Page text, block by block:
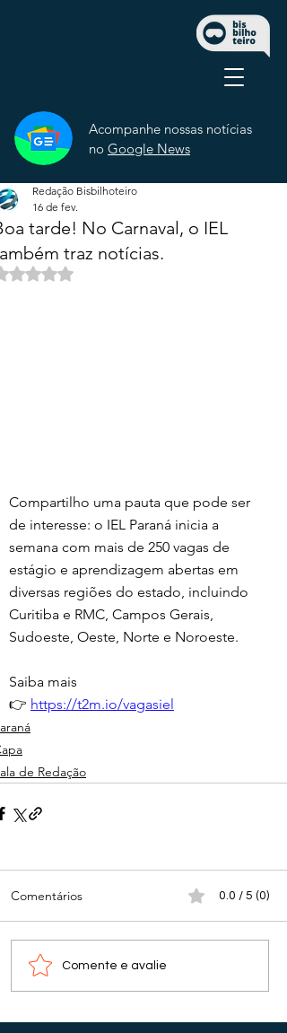
Acompanhe nossas notícias
no Google News
tarde! No Carnaval, o IEL
traz notícias.
Redação Bisbilhoteiro
16 de fev.
Avaliado com NaN de 5 estrelas.
Compartilho uma pauta que pode ser
de interesse: o IEL Paraná inicia a
semana com mais de 250 vagas de
estágio e aprendizagem abertas em
diversas regiões do estado, incluindo
Curitiba e RMC, Campos Gerais,
Sudoeste, Oeste, Norte e Noroeste.
Saiba mais
👉 https://t2m.io/vagasiel
de Redação
Comentários 0.0 / 5 (0)
Comente e avalie